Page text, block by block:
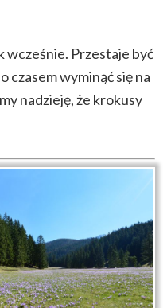
wcześnie. Przestaje być
czasem wyminąć się na
nadzieję, że krokusy